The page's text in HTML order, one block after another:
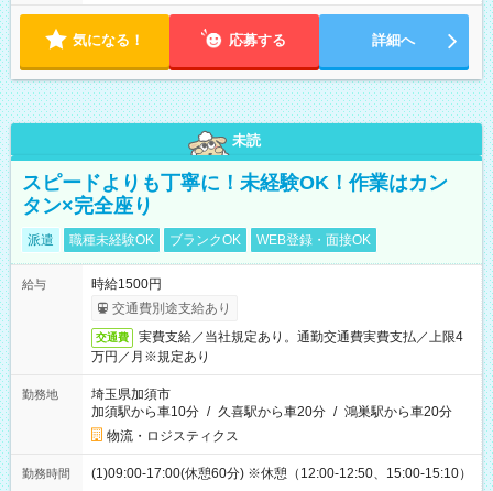
気になる！ 応募する 詳細へ
未読
スピードよりも丁寧に！未経験OK！作業はカン
タン×完全座り
派遣 職種未経験OK ブランクOK WEB登録・面接OK
給与
時給1500円
交通費別途支給あり
交通費
実費支給／当社規定あり。通勤交通費実費支払／上限4
万円／月※規定あり
勤務地
埼玉県加須市
加須駅から車10分 / 久喜駅から車20分 / 鴻巣駅から車20分
物流・ロジスティクス
勤務時間 (1)09:00-17:00(休憩60分) ※休憩（12:00-12:50、15:00-15:10）